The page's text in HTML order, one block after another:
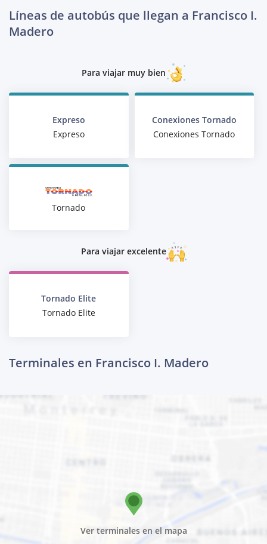
Líneas de autobús que llegan a Francisco I.
Madero
Para viajar muy bien
Expreso
Expreso
Conexiones Tornado
Conexiones Tornado
Tornado
Para viajar excelente
Tornado Elite
Tornado Elite
Terminales en Francisco I. Madero
Ver terminales en el mapa